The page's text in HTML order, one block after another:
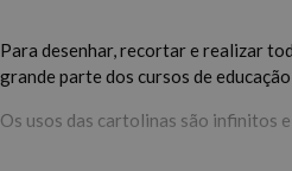
Para desenhar, recortar e realizar
grande parte dos cursos de
Os usos das cartolinas são infinitos